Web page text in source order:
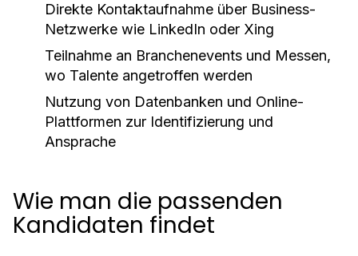
Direkte Kontaktaufnahme über Business-
Netzwerke wie LinkedIn oder Xing
Teilnahme an Branchenevents und Messen,
wo Talente angetroffen werden
Nutzung von Datenbanken und Online-
Plattformen zur Identifizierung und
Ansprache
Wie man die passenden
Kandidaten findet